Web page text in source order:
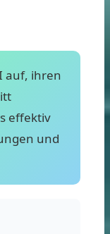
auf, ihren
effektiv
und